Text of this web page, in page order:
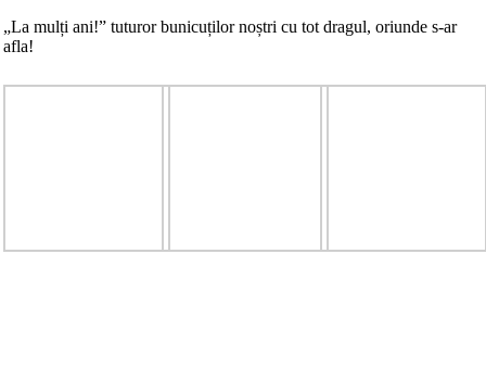
„La mulți ani!” tuturor bunicuților noștri cu tot dragul, oriunde s-ar
afla!